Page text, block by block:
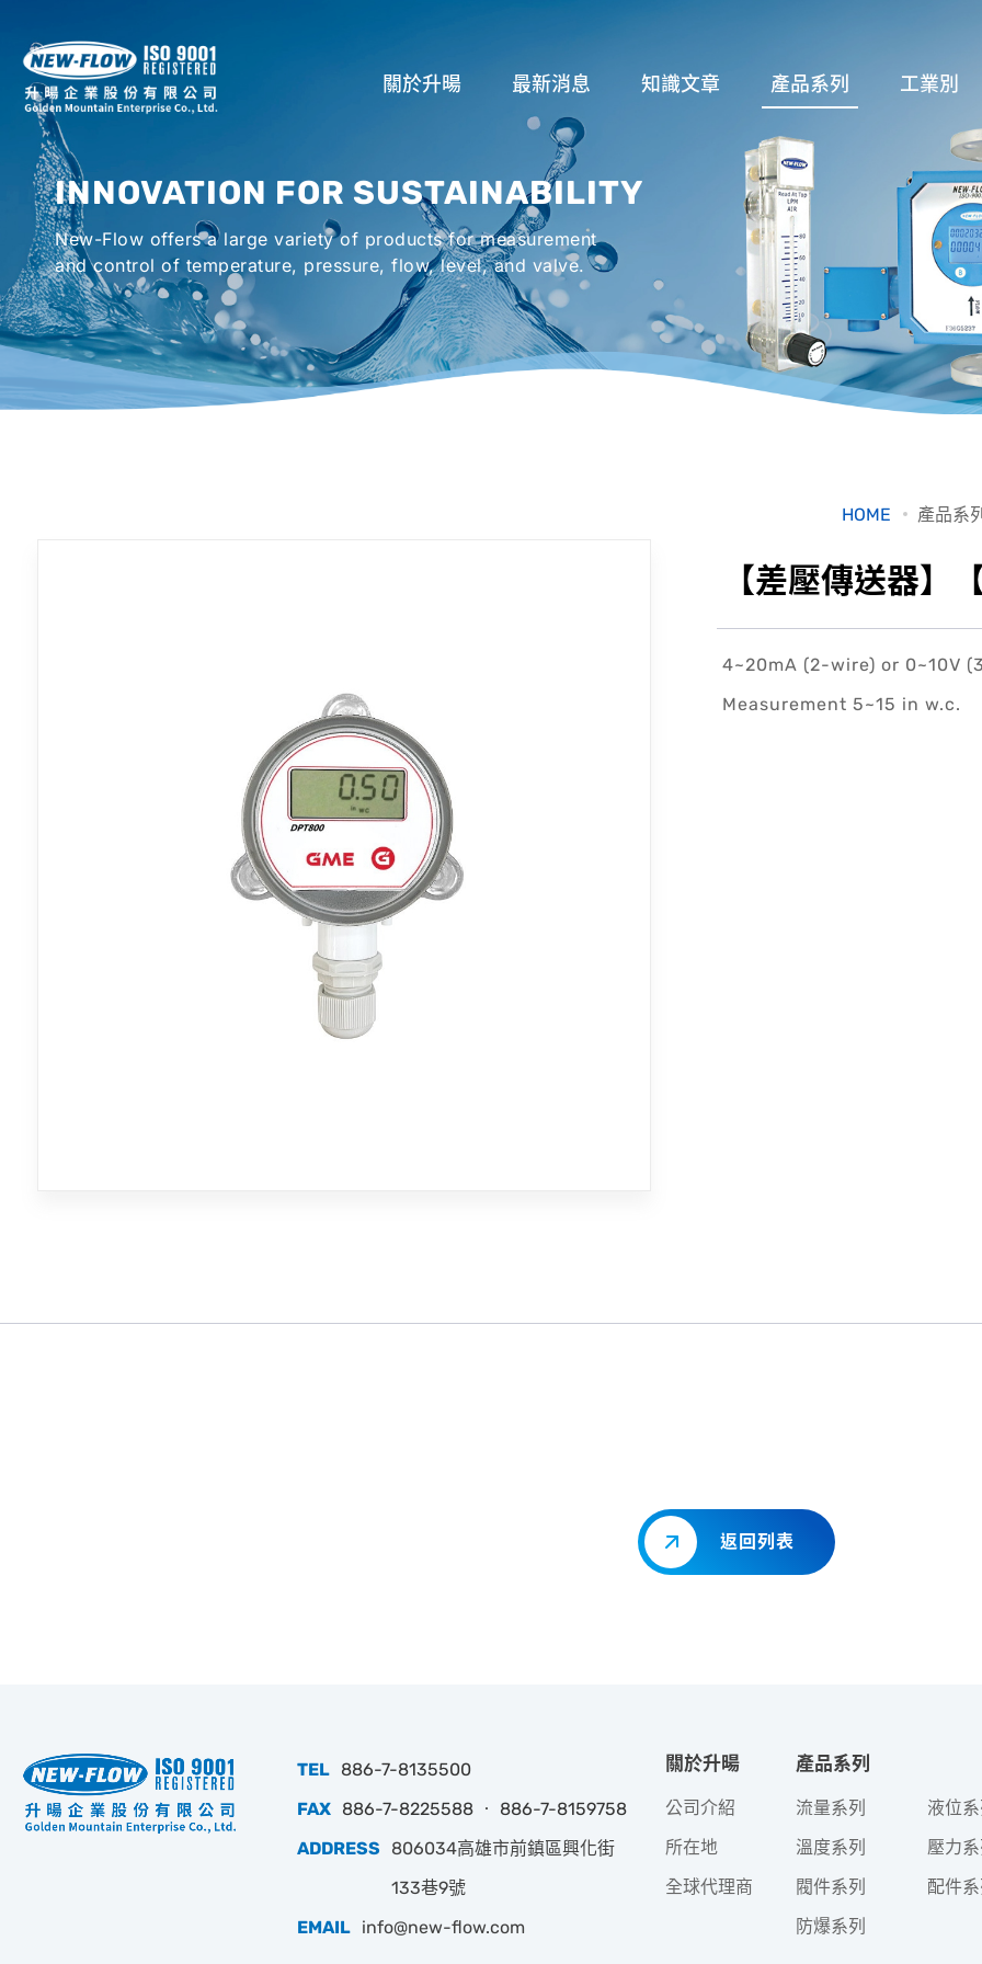
關於升暘
所在地
全球代理商
最新消息 知識文章
液位計種類及運作
壓力開關
產品系列
流量系列
液位系列
溫度系列
壓力系列
閥件系列
配件系列
工業別
潤滑系統
冷卻機組系
烤箱及臭氧反
機械密封罐
緊急淋浴洗
INNOVATION FOR SUSTAINABILITY
New-Flow offers a large variety of products for measurement
and control of temperature, pressure, flow, level, and valve.
HOME 產品系列
【差壓傳送器】
4~20mA (2-wire) or 0~10V
Measurement 5~15 in w.c.
返回列表
TEL 886-7-8135500
FAX 886-7-8225588 ‧ 886-7-8159758
ADDRESS
806034高雄市前鎮區興化街
133巷9號
EMAIL info@new-flow.com
關於升暘
公司介紹
所在地
全球代理商
產品系列
流量系列
液位系
溫度系列
壓力系
閥件系列
配件系
防爆系列